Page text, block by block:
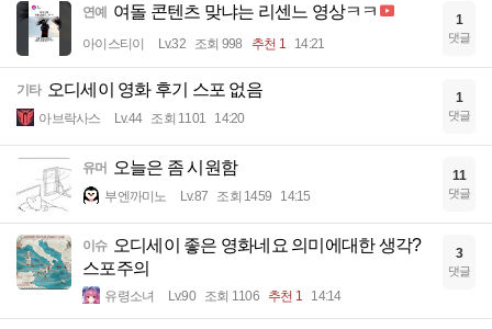
연예 여돌 콘텐츠 맞냐는 리센느 영상ㅋㅋ
아이스티이 Lv.32 조회 998 추천 1 14:21
1
댓글
기타 오디세이 영화 후기 스포 없음
아브락사스 Lv.44 조회 1101 14:20
1
댓글
유머 오늘은 좀 시원함
부엔까미노 Lv.87 조회 1459 14:15
11
댓글
이슈 오디세이 좋은 영화네요 의미에대한 생각?
스포주의
유령소녀 Lv.90 조회 1106 추천 1 14:14
3
댓글